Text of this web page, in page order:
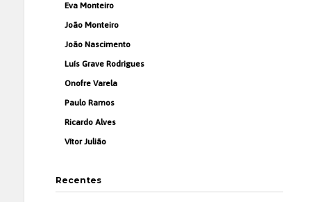
Eva Monteiro
João Monteiro
João Nascimento
Luís Grave Rodrigues
Onofre Varela
Paulo Ramos
Ricardo Alves
Vítor Julião
Recentes